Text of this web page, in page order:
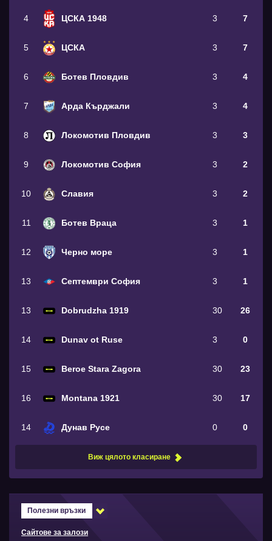
4 ЦСКА 1948 3 7
5 ЦСКА 3 7
6 Ботев Пловдив 3 4
7 Арда Кърджали 3 4
8 Локомотив Пловдив 3 3
9 Локомотив София 3 2
10 Славия 3 2
11 Ботев Враца 3 1
12 Черно море 3 1
13 Септември София 3 1
13 Dobrudzha 1919 30 26
14 Dunav ot Ruse 3 0
15 Beroe Stara Zagora 30 23
16 Montana 1921 30 17
14 Дунав Русе 0 0
Виж цялото класиране
Полезни връзки
Сайтове за залози